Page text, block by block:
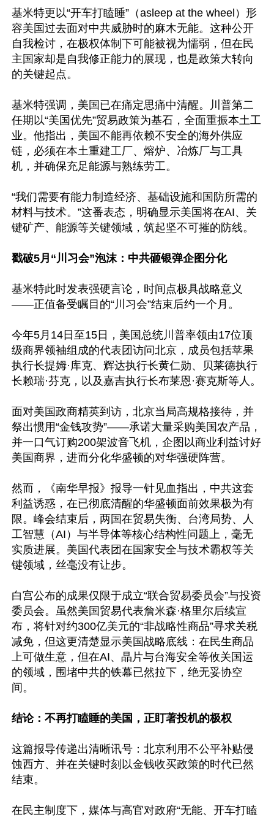
基米特更以“开车打瞌睡”（asleep at the wheel）形
容美国过去面对中共威胁时的麻木无能。这种公开
自我检讨，在极权体制下可能被视为懦弱，但在民
主国家却是自我修正能力的展现，也是政策大转向
的关键起点。
基米特强调，美国已在痛定思痛中清醒。川普第二
任期以“美国优先”贸易政策为基石，全面重振本土工
业。他指出，美国不能再依赖不安全的海外供应
链，必须在本土重建工厂、熔炉、冶炼厂与工具
机，并确保充足能源与熟练劳工。
“我们需要有能力制造经济、基础设施和国防所需的
材料与技术。”这番表态，明确显示美国将在AI、关
键矿产、能源等关键领域，筑起坚不可摧的防线。
戳破5月“川习会”泡沫：中共砸银弹企图分化
基米特此时发表强硬言论，时间点极具战略意义
——正值备受瞩目的“川习会”结束后约一个月。
今年5月14日至15日，美国总统川普率领由17位顶
级商界领袖组成的代表团访问北京，成员包括苹果
执行长提姆·库克、辉达执行长黄仁勋、贝莱德执行
长赖瑞·芬克，以及嘉吉执行长布莱恩·赛克斯等人。
面对美国政商精英到访，北京当局高规格接待，并
祭出惯用“金钱攻势”——承诺大量采购美国农产品，
并一口气订购200架波音飞机，企图以商业利益讨好
美国商界，进而分化华盛顿的对华强硬阵营。
然而，《南华早报》报导一针见血指出，中共这套
利益诱惑，在已彻底清醒的华盛顿面前效果极为有
限。峰会结束后，两国在贸易失衡、台湾局势、人
工智慧（AI）与半导体等核心结构性问题上，毫无
实质进展。美国代表团在国家安全与技术霸权等关
键领域，丝毫没有让步。
白宫公布的成果仅限于成立“联合贸易委员会”与投资
委员会。虽然美国贸易代表詹米森·格里尔后续宣
布，将针对约300亿美元的“非战略性商品”寻求关税
减免，但这更清楚显示美国战略底线：在民生商品
上可做生意，但在AI、晶片与台海安全等攸关国运
的领域，围堵中共的铁幕已然拉下，绝无妥协空
间。
结论：不再打瞌睡的美国，正盯著投机的极权
这篇报导传递出清晰讯号：北京利用不公平补贴侵
蚀西方、并在关键时刻以金钱收买政策的时代已然
结束。
在民主制度下，媒体与高官对政府“无能、开车打瞌